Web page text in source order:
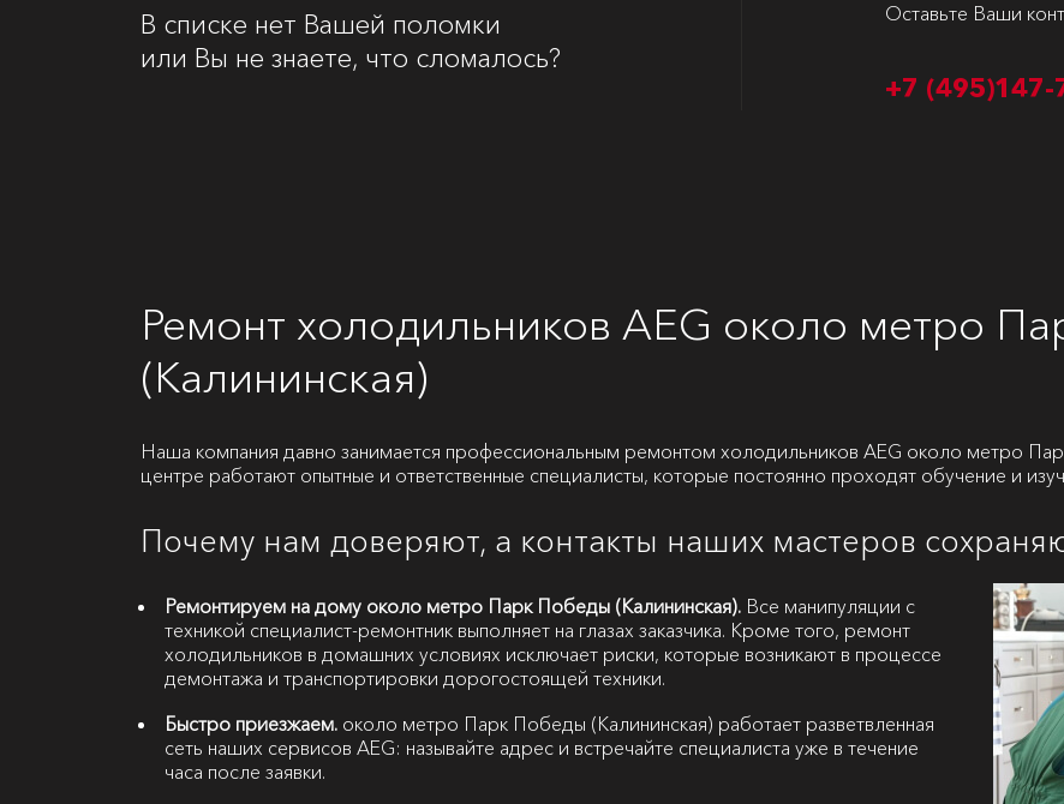
В списке нет Вашей поломки
или Вы не знаете, что сломалось?
Оставьте Ваши
+7 (495)147-
Ремонт холодильников AEG около метро
(Калининская)
Наша компания давно занимается профессиональным ремонтом холодильников AEG около метро
центре работают опытные и ответственные специалисты, которые постоянно проходят обучение и
Почему нам доверяют, а контакты наших мастеров
Ремонтируем на дому около метро Парк Победы (Калининская). Все манипуляции с
техникой специалист-ремонтник выполняет на глазах заказчика. Кроме того, ремонт
холодильников в домашних условиях исключает риски, которые возникают в процессе
демонтажа и транспортировки дорогостоящей техники.
Быстро приезжаем. около метро Парк Победы (Калининская) работает разветвленная
сеть наших сервисов AEG: называйте адрес и встречайте специалиста уже в течение
часа после заявки.